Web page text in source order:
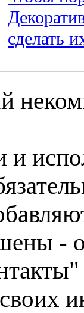
сделать
и
-